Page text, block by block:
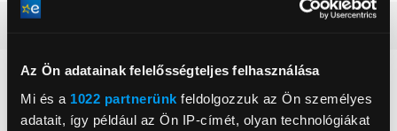
Az Ön adatainak felelősségteljes felhasználása
Mi és a 1022 partnerünk feldolgozzuk az Ön személyes
adatait, így például az Ön IP-címét, olyan technológiákat
Neked ajánljuk